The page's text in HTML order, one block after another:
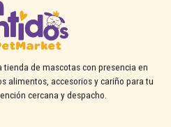
tienda de mascotas con presencia en
alimentos, accesorios y cariño para tu
cercana y despacho.